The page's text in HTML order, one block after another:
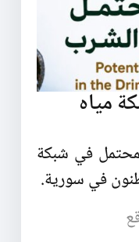
مياه
في شبكة
في سورية.